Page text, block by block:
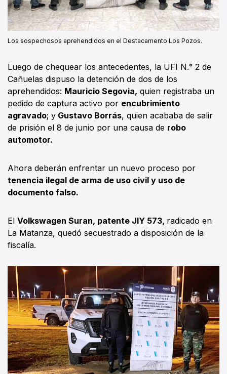
Los sospechosos aprehendidos en el Destacamento Los Pozos.
Luego de chequear los antecedentes, la UFI N.° 2 de
Cañuelas dispuso la detención de dos de los
aprehendidos: Mauricio Segovia, quien registraba un
pedido de captura activo por encubrimiento
agravado; y Gustavo Borrás, quien acababa de salir
de prisión el 8 de junio por una causa de robo
automotor.
Ahora deberán enfrentar un nuevo proceso por
tenencia ilegal de arma de uso civil y uso de
documento falso.
El Volkswagen Suran, patente JIY 573, radicado en
La Matanza, quedó secuestrado a disposición de la
fiscalía.